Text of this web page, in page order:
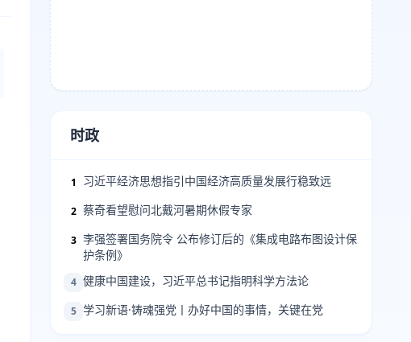
时政
1 习近平经济思想指引中国经济高质量发展行稳致远
2 蔡奇看望慰问北戴河暑期休假专家
3 李强签署国务院令 公布修订后的《集成电路布图设计保
护条例》
4 健康中国建设，习近平总书记指明科学方法论
5 学习新语·铸魂强党丨办好中国的事情，关键在党